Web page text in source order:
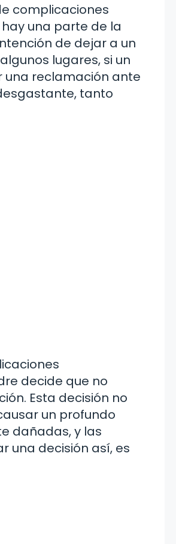
complicaciones
una parte de la
de dejar a un
lugares, si un
una reclamación ante
tanto
decide que no
Esta decisión no
un profundo
dañadas, y las
una decisión así, es